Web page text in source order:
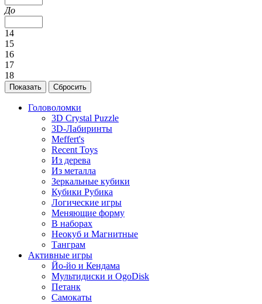
До
14
15
16
17
18
Головоломки
3D Crystal Puzzle
3D-Лабиринты
Meffert's
Recent Toys
Из дерева
Из металла
Зеркальные кубики
Кубики Рубика
Логические игры
Меняющие форму
В наборах
Неокуб и Магнитные
Танграм
Активные игры
Йо-йо и Кендама
Мультидиски и OgoDisk
Петанк
Самокаты